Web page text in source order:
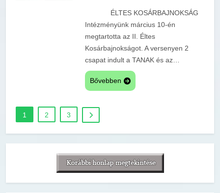
ÉLTES KOSÁRBAJNOKSÁG
Intézményünk március 10-én
megtartotta az II. Éltes
Kosárbajnokságot. A versenyen 2
csapat indult a TANAK és az…
Bővebben
1 2 3